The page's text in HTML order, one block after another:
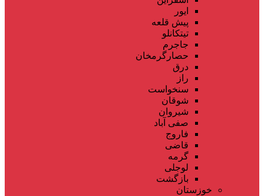
ایور
پیش قلعه
تیتکانلو
جاجرم
حصارگرمخان
درق
راز
سنخواست
شوقان
شیروان
صفی آباد
فاروج
قاضی
گرمه
لوجلی
بازگشت
خوزستان